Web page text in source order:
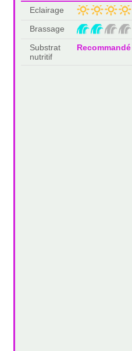
Eclairage
Brassage
Substrat
nutritif
Recommandé